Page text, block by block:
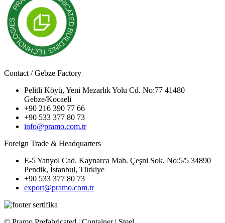
Contact / Gebze Factory
Pelitli Köyü, Yeni Mezarlık Yolu Cd. No:77 41480
Gebze/Kocaeli
+90 216 390 77 66
+90 533 377 80 73
info@pramo.com.tr
Foreign Trade & Headquarters
E-5 Yanyol Cad. Kaynarca Mah. Çeşni Sok. No:5/5 34890
Pendik, İstanbul, Türkiye
+90 533 377 80 73
export@pramo.com.tr